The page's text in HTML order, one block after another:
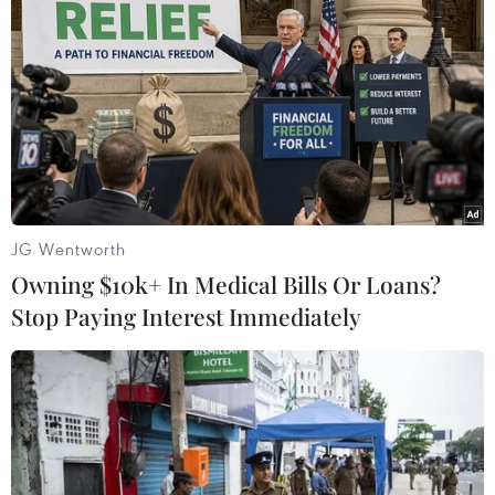
Theo dõi VietnamPlus
TIN LIÊN QUAN
JG Wentworth
Owning $10k+ In Medical Bills Or Loans?
Stop Paying Interest Immediately